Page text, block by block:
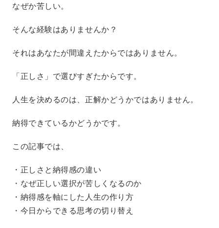
なぜか苦しい。
そんな経験はありませんか？
それはあなたが間違えたからではありません。
「正しさ」で選びすぎたからです。
人生を決めるのは、正解かどうかではありません。
納得できているかどうかです。
この記事では、
・正しさと納得感の違い
・なぜ正しい選択が苦しくなるのか
・納得感を軸にした人生の作り方
・今日からできる思考の切り替え